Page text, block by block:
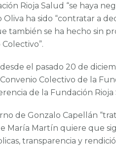
Rioja Salud “se haya
ha sido “contratar a
se ha hecho sin
el pasado 20 de
Colectivo de la
de la Fundación Rioja
de Gonzalo Capellán
María Martín quiere que
transparencia y